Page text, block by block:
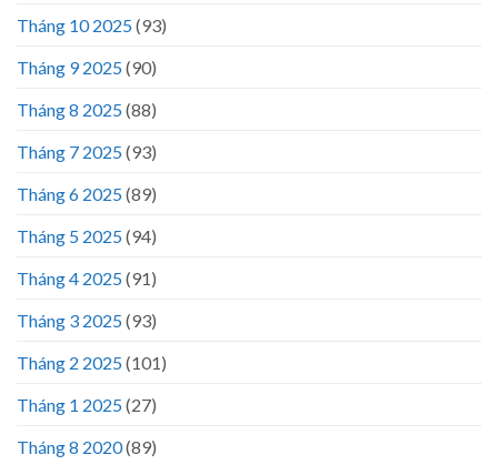
Tháng 10 2025(93)
Tháng 9 2025(90)
Tháng 8 2025(88)
Tháng 7 2025(93)
Tháng 6 2025(89)
Tháng 5 2025(94)
Tháng 4 2025(91)
Tháng 3 2025(93)
Tháng 2 2025(101)
Tháng 1 2025(27)
Tháng 8 2020(89)